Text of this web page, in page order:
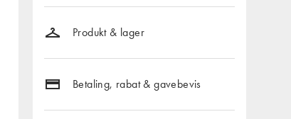
Produkt & lager
Betaling, rabat & gavebevis